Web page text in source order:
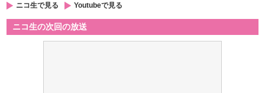
ニコ生で見る Youtubeで見る
ニコ生の次回の放送